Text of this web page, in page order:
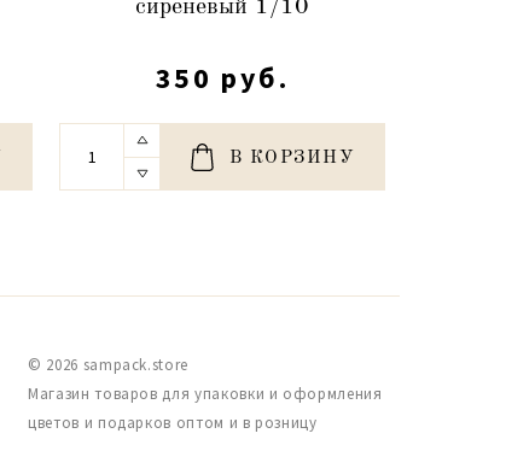
сиреневый 1/10
350 руб.
В КОРЗИНУ
© 2026 sampack.store
Магазин товаров для упаковки и оформления
цветов и подарков оптом и в розницу